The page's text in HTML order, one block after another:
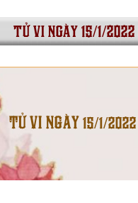
tử vi ngày 15/1/
TỬ VI NGÀY 15/1/